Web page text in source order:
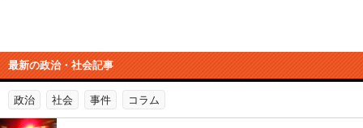
最新の政治・社会記事
政治 社会 事件 コラム